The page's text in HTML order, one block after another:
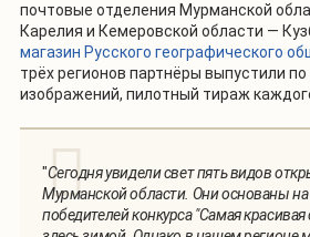
почтовые отделения Мурманской
Карелия и Кемеровской области —
магазин Русского географического
трёх регионов партнёры выпустили
изображений, пилотный тираж
"Сегодня увидели свет пять видов
Мурманской области. Они основаны
победителей конкурса "Самая